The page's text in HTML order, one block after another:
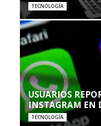
TECNOLOGÍA
USUARIOS
INSTAGRAM EN
TECNOLOGÍA